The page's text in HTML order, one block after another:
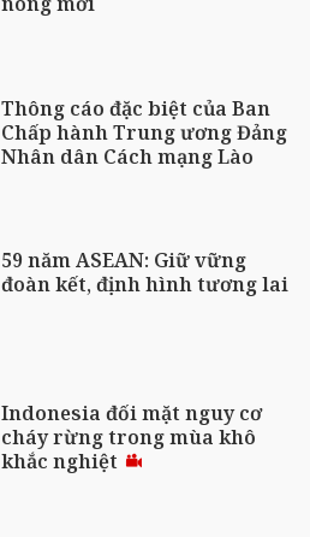
Thông cáo đặc biệt của Ban
Chấp hành Trung ương Đảng
Nhân dân Cách mạng Lào
59 năm ASEAN: Giữ vững
đoàn kết, định hình tương lai
Indonesia đối mặt nguy cơ
cháy rừng trong mùa khô
khắc nghiệt